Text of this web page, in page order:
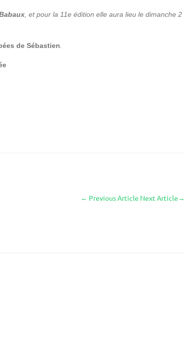
, et pour la 11e édition elle aura lieu le dimanche 2
de Sébastien
← Previous Article Next Article→